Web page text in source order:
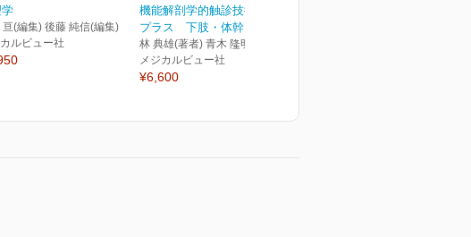
亘(編集) 後藤 純信(編集)
ルビュー社
機能解剖学的触診技術 動画
プラス 下肢・体幹［W...
林 典雄(著者) 青木 隆明(監修)
メジカルビュー社
¥6,600